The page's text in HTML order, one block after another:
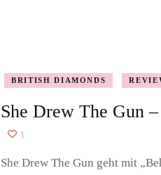
BRITISH DIAMONDS
She Drew The Gun
1
She Drew The Gun geht mit